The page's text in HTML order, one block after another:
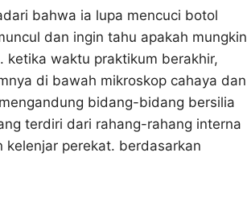
bahwa ia lupa mencuci botol
dan ingin tahu apakah mungkin
ketika waktu praktikum berakhir,
di bawah mikroskop cahaya dan
bidang-bidang bersilia
terdiri dari rahang-rahang interna
perekat. berdasarkan